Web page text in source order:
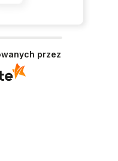
przez